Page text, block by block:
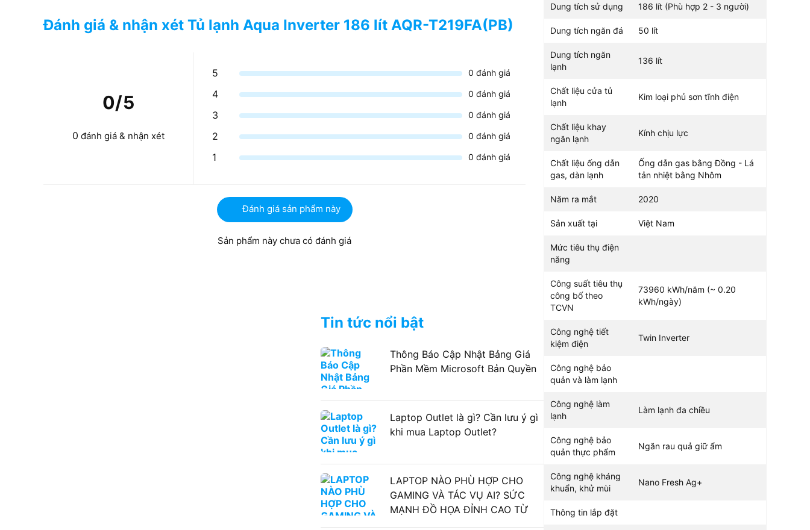
Dung tích sử dụng 186 lít (Phù hợp 2 - 3 người)
Dung tích ngăn đá 50 lít
Dung tích ngăn
lạnh
136 lít
Chất liệu cửa tủ
lạnh
Kim loại phủ sơn tĩnh điện
Chất liệu khay
ngăn lạnh
Kính chịu lực
Chất liệu ống dẫn
gas, dàn lạnh
Ống dẫn gas bằng Đồng - Lá
tản nhiệt bằng Nhôm
Năm ra mắt 2020
Sản xuất tại Việt Nam
Mức tiêu thụ điện
năng
Công suất tiêu thụ
công bố theo
TCVN
73960 kWh/năm (~ 0.20
kWh/ngày)
Công nghệ tiết
kiệm điện
Twin Inverter
Công nghệ bảo
quản và làm lạnh
Công nghệ làm
lạnh
Làm lạnh đa chiều
Công nghệ bảo
quản thực phẩm
Ngăn rau quả giữ ẩm
Công nghệ kháng
khuẩn, khử mùi
Nano Fresh Ag+
Thông tin lắp đặt
Đánh giá & nhận xét Tủ lạnh Aqua Inverter 186 lít AQR-T219FA(PB)
0/5
0 đánh giá & nhận xét
5 0 đánh giá
4 0 đánh giá
3 0 đánh giá
2 0 đánh giá
1 0 đánh giá
Đánh giá sản phẩm này
Sản phẩm này chưa có đánh giá
Tin tức nổi bật
Thông Báo Cập Nhật Bảng Giá
Phần Mềm Microsoft Bản Quyền
Laptop Outlet là gì? Cần lưu ý gì
khi mua Laptop Outlet?
LAPTOP NÀO PHÙ HỢP CHO
GAMING VÀ TÁC VỤ AI? SỨC
MẠNH ĐỒ HỌA ĐỈNH CAO TỪ